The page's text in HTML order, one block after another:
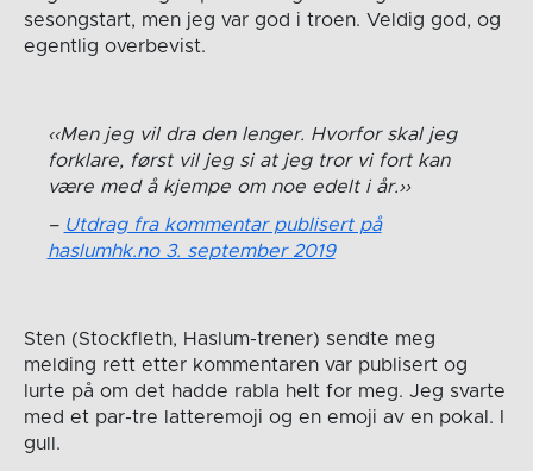
sesongstart, men jeg var god i troen. Veldig god, og
egentlig overbevist.
Men jeg vil dra den lenger. Hvorfor skal jeg
forklare, først vil jeg si at jeg tror vi fort kan
være med å kjempe om noe edelt i år.
Utdrag fra kommentar publisert på
haslumhk.no 3. september 2019
Sten (Stockfleth, Haslum-trener) sendte meg
melding rett etter kommentaren var publisert og
lurte på om det hadde rabla helt for meg. Jeg svarte
med et par-tre latteremoji og en emoji av en pokal. I
gull.